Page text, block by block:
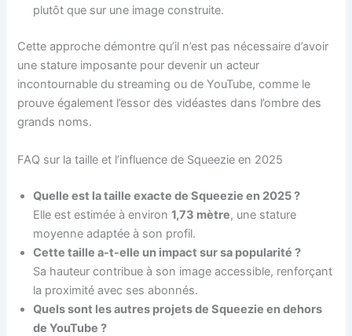
plutôt que sur une image construite.
Cette approche démontre qu’il n’est pas nécessaire d’avoir
une stature imposante pour devenir un acteur
incontournable du streaming ou de YouTube, comme le
prouve également l’essor des vidéastes dans l’ombre des
grands noms.
FAQ sur la taille et l’influence de Squeezie en 2025
Quelle est la taille exacte de Squeezie en 2025 ?
Elle est estimée à environ1,73 mètre, une stature
moyenne adaptée à son profil.
Cette taille a-t-elle un impact sur sa popularité ?
Sa hauteur contribue à son image accessible, renforçant
la proximité avec ses abonnés.
Quels sont les autres projets de Squeezie en dehors
de YouTube ?